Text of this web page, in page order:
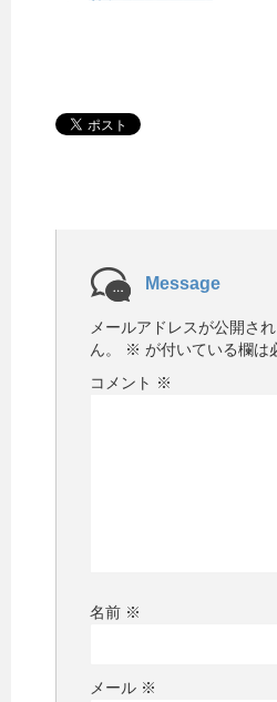
Message
メールアドレスが公開さ
ん。
※ が付いている欄は
コメント ※
名前 ※
メール ※